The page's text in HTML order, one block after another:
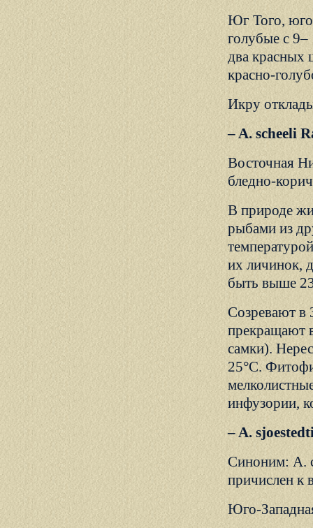
Юг Того,
голубые с
два красных
красно-
Икру
– A. scheeli
Восточная
бледно-
В природе
рыбами из
их личинок,
быть выше
Созревают в
прекращают
самки).
25°С.
инфузории,
– A.
Синоним: A.
причислен к
Юго-